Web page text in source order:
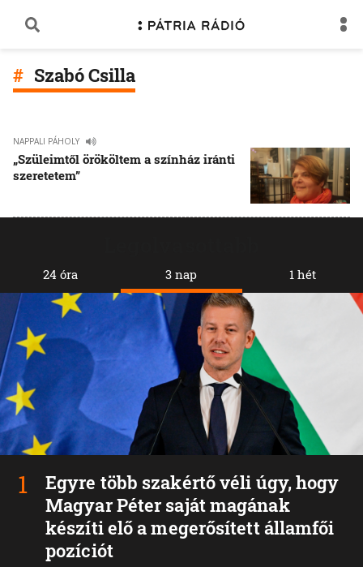
Szabó Csilla
NAPPALI PÁHOLY
„Szüleimtől örököltem a színház iránti
szeretetem”
24 óra 3 nap
Egyre több szakértő véli úgy, hogy
Magyar Péter saját magának
készíti elő a megerősített államfői
pozíciót
1 hét